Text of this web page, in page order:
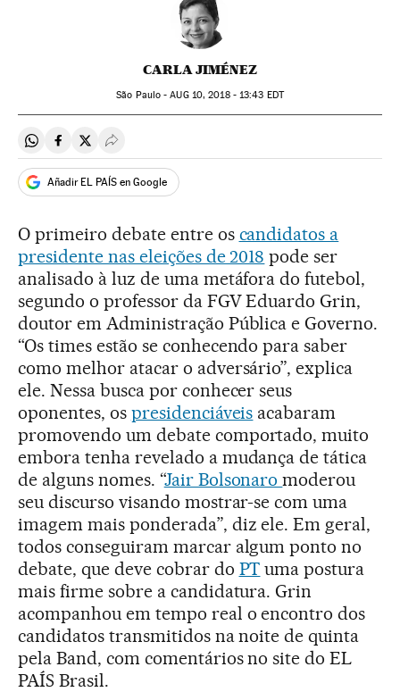
CARLA JIMÉNEZ
São Paulo -AUG10, 2018 - 13:43 EDT
Compartir en Whatsapp
Compartir en Facebook
Compartir en Twitter
Desplegar Redes Sociales
Añadir EL PAÍS en Google
O primeiro debate entre os candidatos a
presidente nas eleições de 2018 pode ser
analisado à luz de uma metáfora do futebol,
segundo o professor da FGV Eduardo Grin,
doutor em Administração Pública e Governo.
“Os times estão se conhecendo para saber
como melhor atacar o adversário”, explica
ele. Nessa busca por conhecer seus
oponentes, os presidenciáveis acabaram
promovendo um debate comportado, muito
embora tenha revelado a mudança de tática
de alguns nomes. “Jair Bolsonaromoderou
seu discurso visando mostrar-se com uma
imagem mais ponderada”, diz ele. Em geral,
todos conseguiram marcar algum ponto no
debate, que deve cobrar do PT uma postura
mais firme sobre a candidatura. Grin
acompanhou em tempo real o encontro dos
candidatos transmitidos na noite de quinta
pela Band, com comentários no site do EL
PAÍS Brasil.